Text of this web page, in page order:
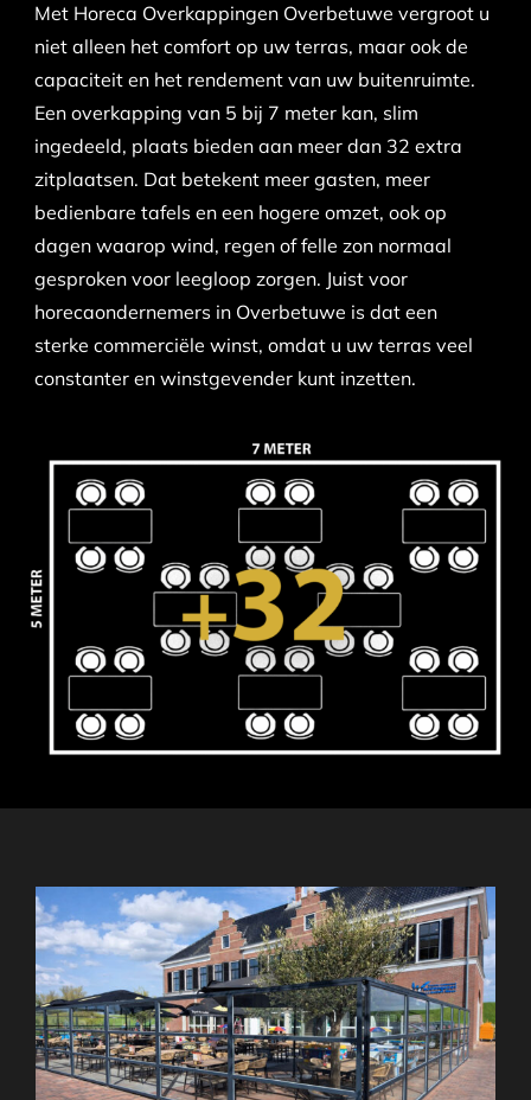
Met Horeca Overkappingen Overbetuwe vergroot u
niet alleen het comfort op uw terras, maar ook de
capaciteit en het rendement van uw buitenruimte.
Een overkapping van 5 bij 7 meter kan, slim
ingedeeld, plaats bieden aan meer dan 32 extra
zitplaatsen. Dat betekent meer gasten, meer
bedienbare tafels en een hogere omzet, ook op
dagen waarop wind, regen of felle zon normaal
gesproken voor leegloop zorgen. Juist voor
horecaondernemers in Overbetuwe is dat een
sterke commerciële winst, omdat u uw terras veel
constanter en winstgevender kunt inzetten.